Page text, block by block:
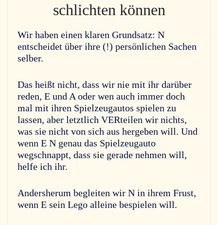
schlichten können
Wir haben einen klaren Grundsatz: N
entscheidet über ihre (!) persönlichen Sachen
selber.
Das heißt nicht, dass wir nie mit ihr darüber
reden, E und A oder wen auch immer doch
mal mit ihren Spielzeugautos spielen zu
lassen, aber letztlich VERteilen wir nichts,
was sie nicht von sich aus hergeben will. Und
wenn E N genau das Spielzeugauto
wegschnappt, dass sie gerade nehmen will,
helfe ich ihr.
Andersherum begleiten wir N in ihrem Frust,
wenn E sein Lego alleine bespielen will.